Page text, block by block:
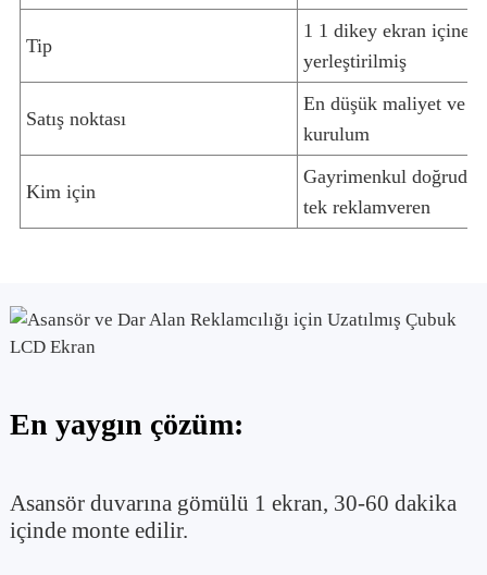
Tip
1 1 dikey ekran içine
yerleştirilmiş
Satış noktası
En düşük maliyet ve
kurulum
Kim için
Gayrimenkul
tek reklamveren
En yaygın çözüm:
Asansör duvarına gömülü 1 ekran, 30-60 dakika
içinde monte edilir.